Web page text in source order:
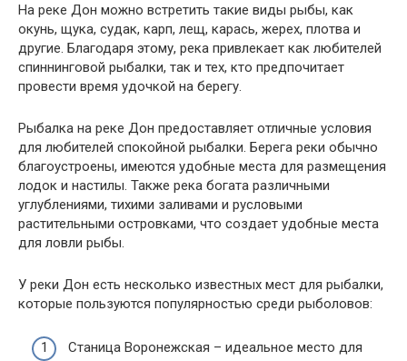
На реке Дон можно встретить такие виды рыбы, как
окунь, щука, судак, карп, лещ, карась, жерех, плотва и
другие. Благодаря этому, река привлекает как любителей
спиннинговой рыбалки, так и тех, кто предпочитает
провести время удочкой на берегу.
Рыбалка на реке Дон предоставляет отличные условия
для любителей спокойной рыбалки. Берега реки обычно
благоустроены, имеются удобные места для размещения
лодок и настилы. Также река богата различными
углублениями, тихими заливами и русловыми
растительными островками, что создает удобные места
для ловли рыбы.
У реки Дон есть несколько известных мест для рыбалки,
которые пользуются популярностью среди рыболовов:
Станица Воронежская – идеальное место для